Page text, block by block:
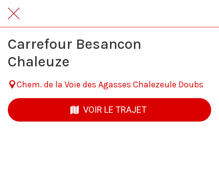
Carrefour Besancon
Chaleuze
Chem. de la Voie des Agasses Chalezeule Doubs
VOIR LE TRAJET